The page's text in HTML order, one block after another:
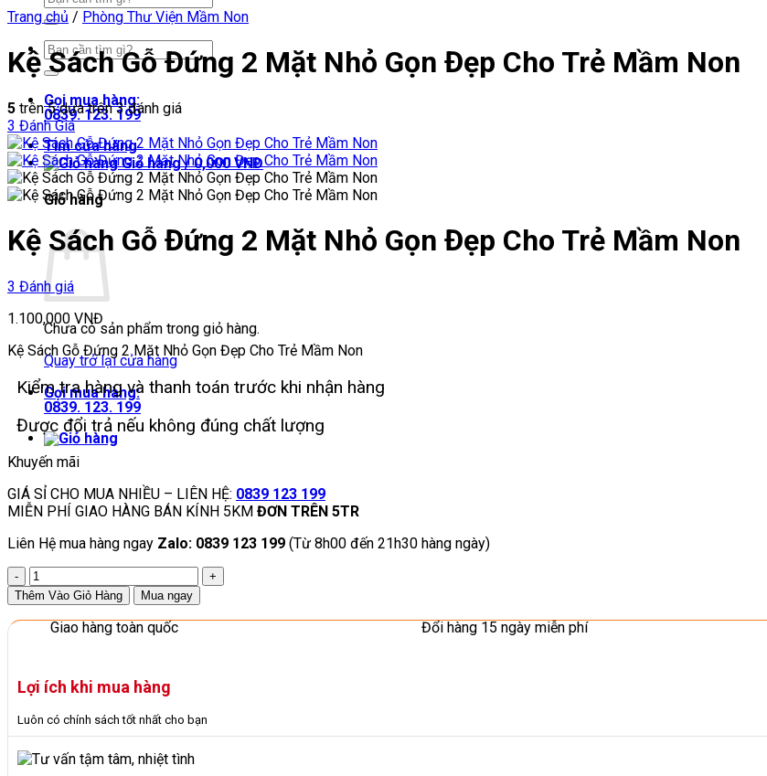
kiếm:
Tìm
kiếm:
Gọi mua hàng:
0839. 123. 199
Tìm cửa hàng
Giỏ hàng /0,000VNĐ
Giỏ hàng
Chưa có sản phẩm trong giỏ hàng.
Quay trở lại cửa hàng
Gọi mua hàng:
0839. 123. 199
Trang chủ / Phòng Thư Viện Mầm Non
Kệ Sách Gỗ Đứng 2 Mặt Nhỏ Gọn Đẹp Cho Trẻ Mầm Non
5 trên 5 dựa trên3đánh giá
3 Đánh Giá
Kệ Sách Gỗ Đứng 2 Mặt Nhỏ Gọn Đẹp Cho Trẻ Mầm Non
3 Đánh giá
1.100,000 VNĐ
Kệ Sách Gỗ Đứng 2 Mặt Nhỏ Gọn Đẹp Cho Trẻ Mầm Non
Kiểm tra hàng và thanh toán trước khi nhận hàng
Được đổi trả nếu không đúng chất lượng
Khuyến mãi
GIÁ SỈ CHO MUA NHIỀU – LIÊN HỆ: 0839 123 199
MIỄN PHÍ GIAO HÀNG BÁN KÍNH 5KM ĐƠN TRÊN 5TR
Liên Hệ mua hàng ngay Zalo: 0839 123 199 (Từ 8h00 đến 21h30 hàng ngày)
Kệ
Sách
Gỗ
Đứng
Nhỏ
Gọn
Đẹp
Trẻ
Mầm
Thêm Vào Giỏ Hàng Mua ngay
Giao hàng toàn quốc Đổi hàng 15 ngày miễn phí
Lợi ích khi mua hàng
Luôn có chính sách tốt nhất cho bạn